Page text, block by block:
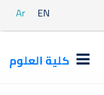
Ar EN
كلية العلوم